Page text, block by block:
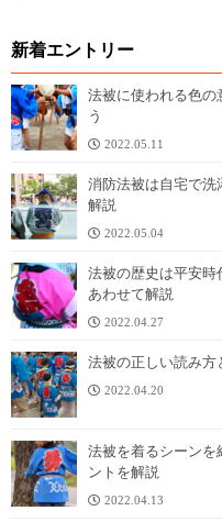
新着エントリー
法被に使われる色の
う
2022.05.11
消防法被は自宅で洗
解説
2022.05.04
法被の歴史は平安時
あわせて解説
2022.04.27
法被の正しい読み方
2022.04.20
法被を着るシーンを
ントを解説
2022.04.13